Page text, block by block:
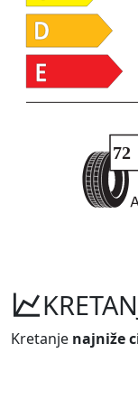
Kretanje najniže